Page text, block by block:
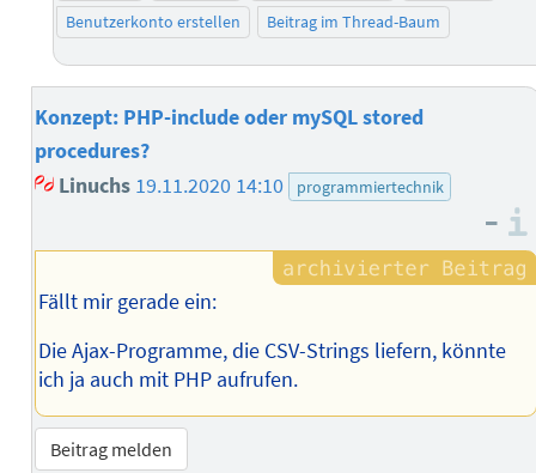
Benutzerkonto erstellen
Beitrag im Thread-Baum
Konzept: PHP-include oder mySQL stored
procedures?
Linuchs 19.11.2020 14:10 programmiertechnik
–
Fällt mir gerade ein:
Die Ajax-Programme, die CSV-Strings liefern, könnte
ich ja auch mit PHP aufrufen.
Beitrag melden